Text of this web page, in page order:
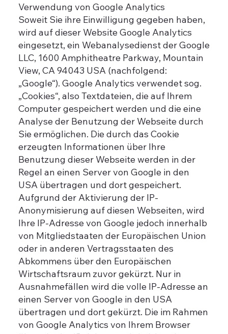
Verwendung von Google Analytics
Soweit Sie ihre Einwilligung gegeben haben,
wird auf dieser Website Google Analytics
eingesetzt, ein Webanalysedienst der Google
LLC, 1600 Amphitheatre Parkway, Mountain
View, CA 94043 USA (nachfolgend:
„Google“). Google Analytics verwendet sog.
„Cookies“, also Textdateien, die auf Ihrem
Computer gespeichert werden und die eine
Analyse der Benutzung der Webseite durch
Sie ermöglichen. Die durch das Cookie
erzeugten Informationen über Ihre
Benutzung dieser Webseite werden in der
Regel an einen Server von Google in den
USA übertragen und dort gespeichert.
Aufgrund der Aktivierung der IP-
Anonymisierung auf diesen Webseiten, wird
Ihre IP-Adresse von Google jedoch innerhalb
von Mitgliedstaaten der Europäischen Union
oder in anderen Vertragsstaaten des
Abkommens über den Europäischen
Wirtschaftsraum zuvor gekürzt. Nur in
Ausnahmefällen wird die volle IP-Adresse an
einen Server von Google in den USA
übertragen und dort gekürzt. Die im Rahmen
von Google Analytics von Ihrem Browser